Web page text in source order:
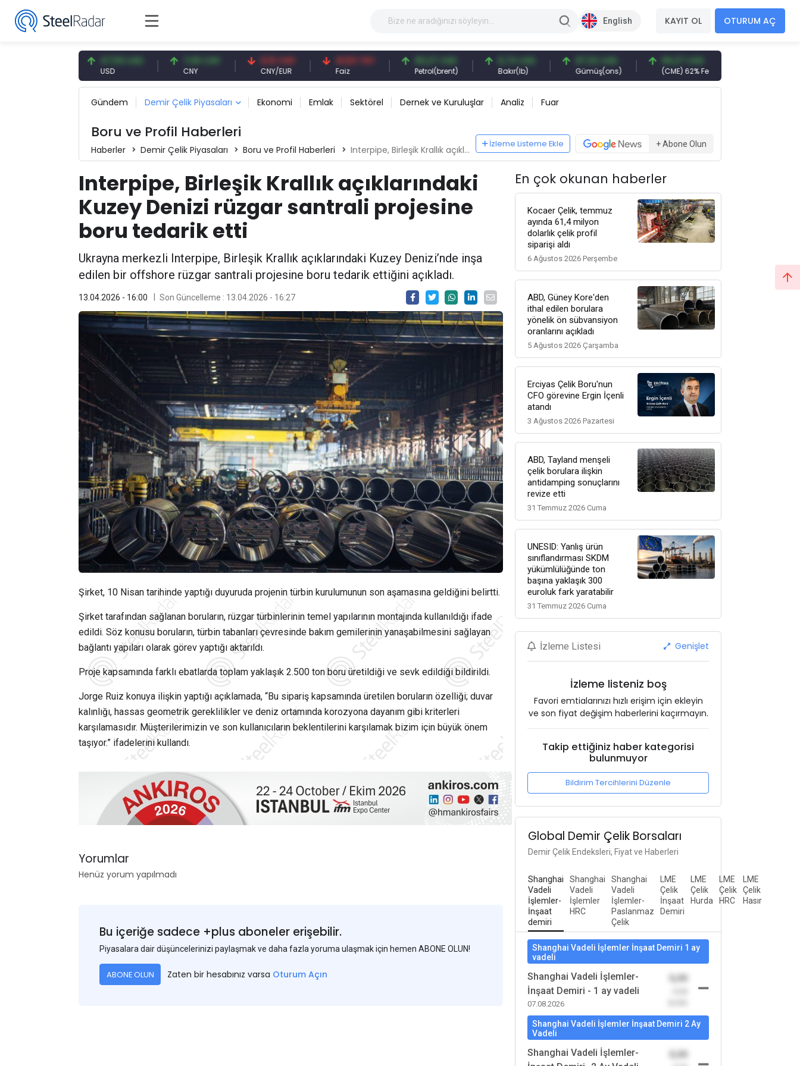
English KAYIT OL OTURUM AÇ
47,59 USD 7,09 CNY
CNY
0,13 CNY
CNY/EUR
41,53 TRY
Faiz
83,27 USD
Petrol(brent)
6,74 USD
Bakır(lb)
97,32 USD
Gümüş(ons)
96,27 USD
(CME) 62% Fe
Gündem Demir Çelik Piyasaları Ekonomi Emlak Sektörel Dernek ve Kuruluşlar Analiz Fuar
Boru ve Profil Haberleri
Haberler Demir Çelik Piyasaları Boru ve Profil Haberleri Interpipe, Birleşik Krallık açıklarındaki Kuzey Denizi rüzgar santrali projesine boru tedarik etti
İzleme Listeme Ekle + Abone Olun
Interpipe, Birleşik Krallık açıklarındaki
Kuzey Denizi rüzgar santrali projesine
boru tedarik etti
Ukrayna merkezli Interpipe, Birleşik Krallık açıklarındaki Kuzey Denizi’nde inşa
edilen bir offshore rüzgar santrali projesine boru tedarik ettiğini açıkladı.
13.04.2026 - 16:00 Son Güncelleme : 13.04.2026 - 16:27
Şirket, 10 Nisan tarihinde yaptığı duyuruda projenin türbin kurulumunun son aşamasına geldiğini belirtti.
Şirket tarafından sağlanan boruların, rüzgar türbinlerinin temel yapılarının montajında kullanıldığı ifade
edildi. Söz konusu boruların, türbin tabanları çevresinde bakım gemilerinin yanaşabilmesini sağlayan
bağlantı yapıları olarak görev yaptığı aktarıldı.
Proje kapsamında farklı ebatlarda toplam yaklaşık 2.500 ton boru üretildiği ve sevk edildiği bildirildi.
Jorge Ruiz konuya ilişkin yaptığı açıklamada, “Bu sipariş kapsamında üretilen boruların özelliği; duvar
kalınlığı, hassas geometrik gereklilikler ve deniz ortamında korozyona dayanım gibi kriterleri
karşılamasıdır. Müşterilerimizin ve son kullanıcıların beklentilerini karşılamak bizim için büyük önem
taşıyor.” ifadelerini kullandı.
Yorumlar
Henüz yorum yapılmadı
Bu içeriğe sadece +plus aboneler erişebilir.
Piyasalara dair düşüncelerinizi paylaşmak ve daha fazla yoruma ulaşmak için hemen ABONE OLUN!
ABONE OLUN Zaten bir hesabınız varsa Oturum Açın
En çok okunan haberler
Kocaer Çelik, temmuz
ayında 61,4 milyon
dolarlık çelik profil
siparişi aldı
6 Ağustos 2026 Perşembe
ABD, Güney Kore'den
ithal edilen borulara
yönelik ön sübvansiyon
oranlarını açıkladı
5 Ağustos 2026 Çarşamba
Erciyas Çelik Boru'nun
CFO görevine Ergin İçenli
atandı
3 Ağustos 2026 Pazartesi
ABD, Tayland menşeli
çelik borulara ilişkin
antidamping sonuçlarını
revize etti
31 Temmuz 2026 Cuma
UNESID: Yanlış ürün
sınıflandırması SKDM
yükümlülüğünde ton
başına yaklaşık 300
euroluk fark yaratabilir
31 Temmuz 2026 Cuma
İzleme Listesi Genişlet
İzleme listeniz boş
Favori emtialarınızı hızlı erişim için ekleyin
ve son fiyat değişim haberlerini kaçırmayın.
Takip ettiğiniz haber kategorisi
bulunmuyor
Bildirim Tercihlerini Düzenle
Global Demir Çelik Borsaları
Demir Çelik Endeksleri, Fiyat ve Haberleri
Shanghai
Vadeli
İşlemler-
İnşaat
demiri
Shanghai
Vadeli
İşlemler
HRC
Shanghai
Vadeli
İşlemler-
Paslanmaz
Çelik
LME
Çelik
İnşaat
Demiri
LME
Çelik
Hurda
LME
Çelik
HRC
LME
Çelik
Hasır
Shanghai Vadeli İşlemler İnşaat Demiri 1 ay
vadeli
Shanghai Vadeli İşlemler-
İnşaat Demiri - 1 ay vadeli
07.08.2026
0,00
Shanghai Vadeli İşlemler İnşaat Demiri 2 Ay
Vadeli
Shanghai Vadeli İşlemler-
0,00